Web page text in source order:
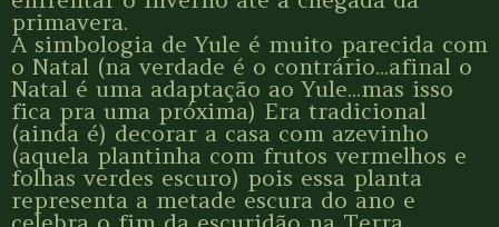
primavera.
A simbologia de Yule é muito parecida com
o Natal (na verdade é o contrário...afinal o
Natal é uma adaptação ao Yule...mas isso
fica pra uma próxima) Era tradicional
(ainda é) decorar a casa com azevinho
(aquela plantinha com frutos vermelhos e
folhas verdes escuro) pois essa planta
representa a metade escura do ano e